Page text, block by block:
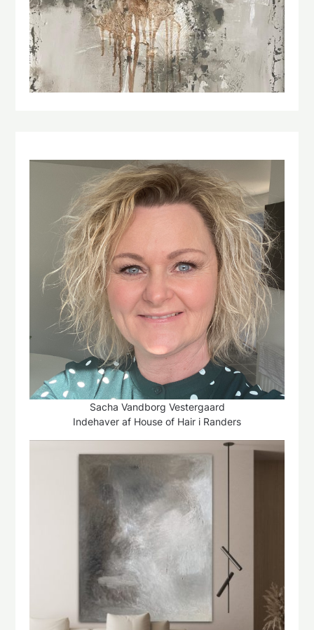
Sacha Vandborg Vestergaard
Indehaver af House of Hair i Randers